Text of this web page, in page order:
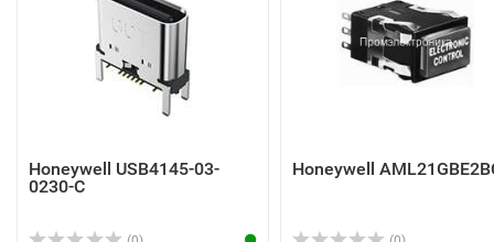
Honeywell USB4145-03-
0230-C
Honeywell